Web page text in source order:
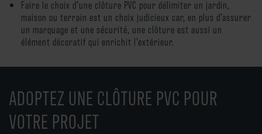
Faire le choix d’une clôture PVC pour délimiter un jardin,
maison ou terrain est un choix judicieux car, en plus d’assurer
un marquage et une sécurité, une clôture est aussi un
élément décoratif qui enrichit l’extérieur.
ADOPTEZ UNE CLÔTURE PVC POUR
VOTRE PROJET